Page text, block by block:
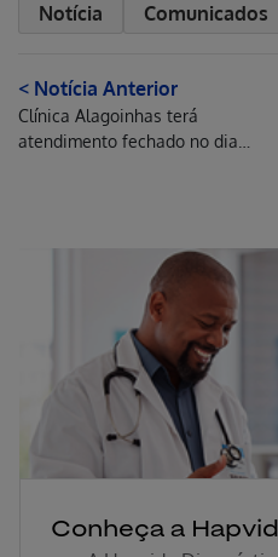
Notícia Comunicados
< Notícia Anterior
Clínica Alagoinhas terá
atendimento fechado no dia
Encontre um